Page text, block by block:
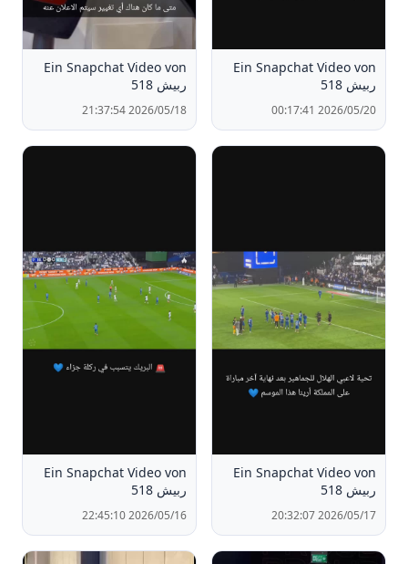
Ein Snapchat Video von
ربيش 518
2026/05/20 00:17:41
Ein Snapchat Video von
ربيش 518
2026/05/18 21:37:54
Ein Snapchat Video von
ربيش 518
2026/05/17 20:32:07
Ein Snapchat Video von
ربيش 518
2026/05/16 22:45:10